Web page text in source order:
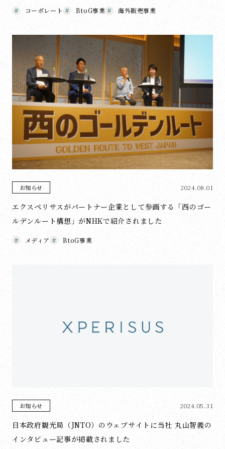
コーポレート BtoG事業 海外販売事業
お知らせ 2024.08.01
エクスペリサスがパートナー企業として参画する「西のゴー
ルデンルート構想」がNHKで紹介されました
メディア BtoG事業
お知らせ 2024.05.31
日本政府観光局（JNTO）のウェブサイトに当社 丸山智義の
インタビュー記事が掲載されました